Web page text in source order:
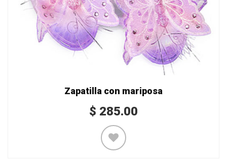
Zapatilla con mariposa
$ 285.00